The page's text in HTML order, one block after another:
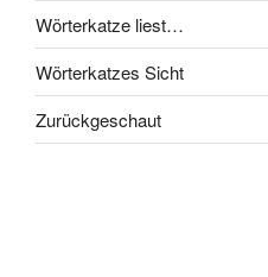
Wörterkatze liest…
Wörterkatzes Sicht
Zurückgeschaut